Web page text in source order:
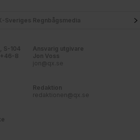
Sveriges Regnbågsmedia
S-104
8
Ansvarig utgivare
Jon Voss
jon@qx.se
Redaktion
redaktionen@qx.se